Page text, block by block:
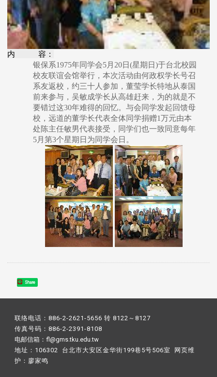
内 容：
银保系1975年同学会5月20日(星期日)于台北校园
校友联谊会馆举行，本次活动由何政权学长号召
系友返校，约三十人参加，董莹学长特地从泰国
前来参与，吴敏成学长从高雄赶来，为的就是不
要错过这30年难得的回忆。与会同学发起回馈母
校，远道的董学长代表全体同学捐赠1万元由本
处陈主任敏男代表接受，同学们也一致同意每年
5月第3个星期日为同学会日。
Share
联络电话：886-2-2621-5656 转 8122～8127
传真号码：886-2-2391-8108
电邮信箱：fl@gms.tku.edu.tw
地址：106302 台北市大安区金华街199巷5号506室 网页维
护： 廖家鸣​